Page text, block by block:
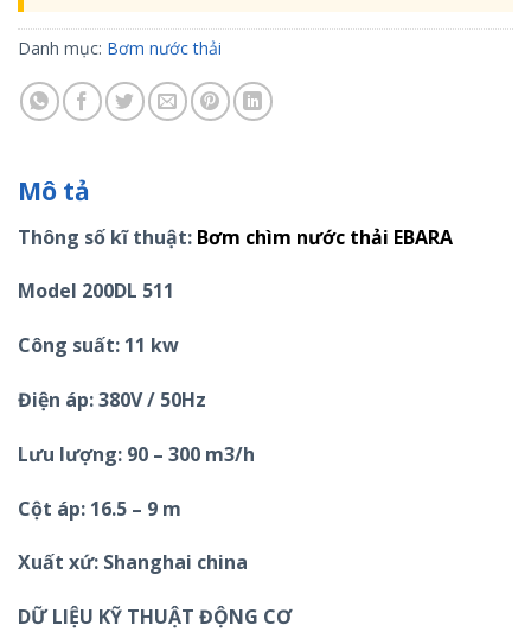
Danh mục: Bơm nước thải
Mô tả
Thông số kĩ thuật: Bơm chìm nước thải EBARA
Model 200DL 511
Công suất: 11 kw
Điện áp: 380V / 50Hz
Lưu lượng: 90 – 300 m3/h
Cột áp: 16.5 – 9 m
Xuất xứ: Shanghai china
DỮ LIỆU KỸ THUẬT ĐỘNG CƠ